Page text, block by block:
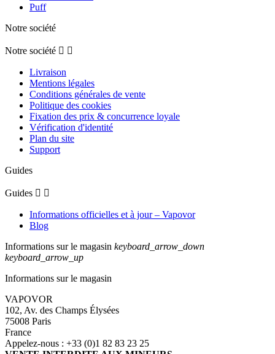
Puff
Notre société
Notre société  
Livraison
Mentions légales
Conditions générales de vente
Politique des cookies
Fixation des prix & concurrence loyale
Vérification d'identité
Plan du site
Support
Guides
Guides  
Informations officielles et à jour – Vapovor
Blog
Informations sur le magasin keyboard_arrow_down
keyboard_arrow_up
Informations sur le magasin
VAPOVOR
102, Av. des Champs Élysées
75008 Paris
France
Appelez-nous : +33 (0)1 82 83 23 25